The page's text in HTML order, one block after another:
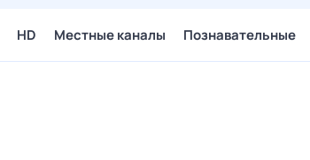
HD Местные каналы Познавательные